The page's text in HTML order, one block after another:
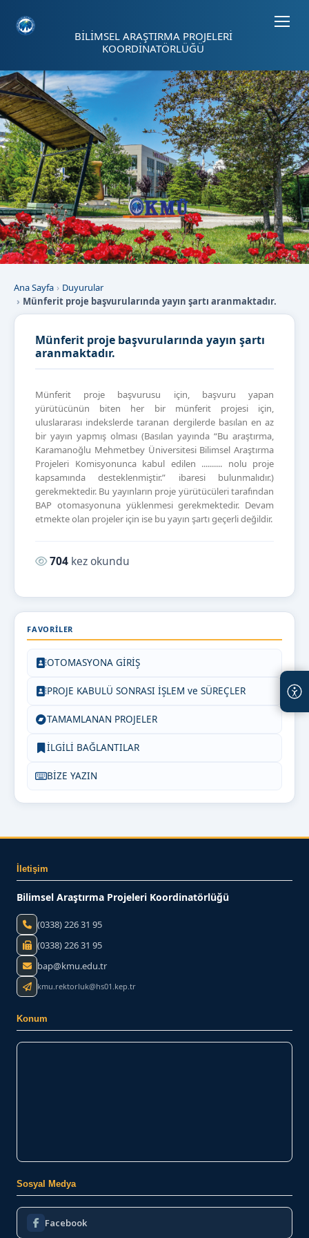
BİLİMSEL ARAŞTIRMA PROJELERİ
KOORDİNATÖRLÜĞÜ
Ana Sayfa
Duyurular
Münferit proje başvurularında yayın şartı aranmaktadır.
Münferit proje başvurularında yayın şartı
aranmaktadır.
Münferit proje başvurusu için, başvuru yapan
yürütücünün biten her bir münferit projesi için,
uluslararası indekslerde taranan dergilerde basılan en az
bir yayın yapmış olması (Basılan yayında “Bu araştırma,
Karamanoğlu Mehmetbey Üniversitesi Bilimsel Araştırma
Projeleri Komisyonunca kabul edilen .......... nolu proje
kapsamında desteklenmiştir.” ibaresi bulunmalıdır.)
gerekmektedir. Bu yayınların proje yürütücüleri tarafından
BAP otomasyonuna yüklenmesi gerekmektedir. Devam
etmekte olan projeler için ise bu yayın şartı geçerli değildir.
Okunma sayısı:
704 kez okundu
FAVORILER
OTOMASYONA GİRİŞ
PROJE KABULÜ SONRASI İŞLEM ve SÜREÇLER
TAMAMLANAN PROJELER
İLGİLİ BAĞLANTILAR
BİZE YAZIN
İletişim
Bilimsel Araştırma Projeleri Koordinatörlüğü
(0338) 226 31 95
(0338) 226 31 95
bap@kmu.edu.tr
kmu.rektorluk@hs01.kep.tr
Konum
Sosyal Medya
Facebook